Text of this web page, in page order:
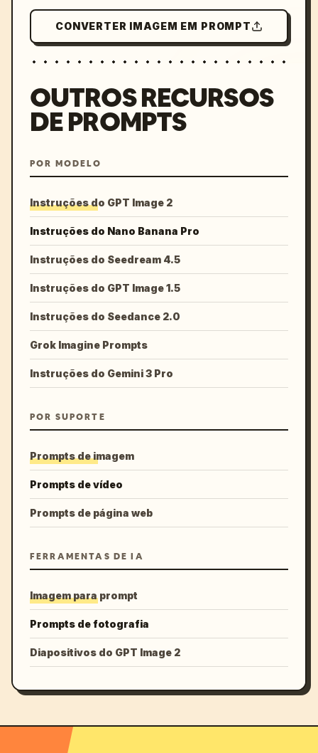
CONVERTER IMAGEM EM PROMPT
OUTROS RECURSOS
DE PROMPTS
POR MODELO
Instruções do GPT Image 2
Instruções do Nano Banana Pro
Instruções do Seedream 4.5
Instruções do GPT Image 1.5
Instruções do Seedance 2.0
Grok Imagine Prompts
Instruções do Gemini 3 Pro
POR SUPORTE
Prompts de imagem
Prompts de vídeo
Prompts de página web
FERRAMENTAS DE IA
Imagem para prompt
Prompts de fotografia
Diapositivos do GPT Image 2